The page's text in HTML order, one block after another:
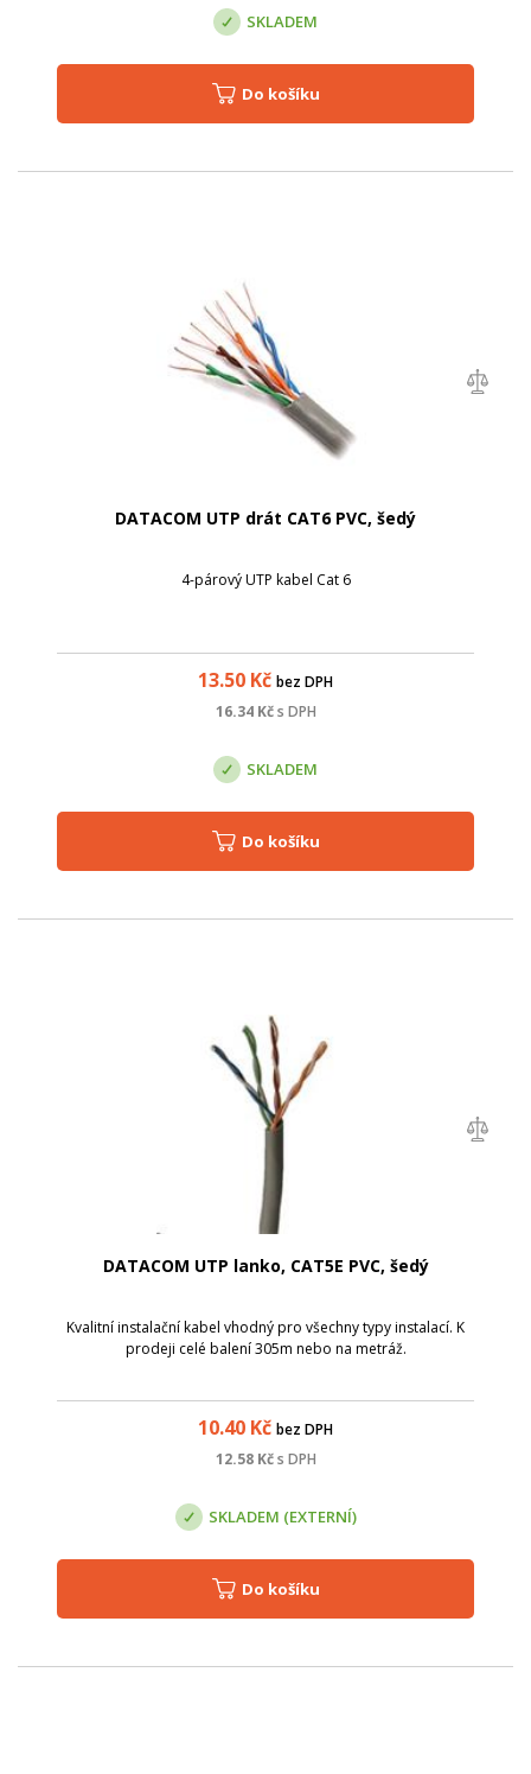
SKLADEM
Do košíku
DATACOM UTP drát CAT6 PVC, šedý
4-párový UTP kabel Cat 6
13.50 Kč bez DPH
16.34Kč s DPH
SKLADEM
Do košíku
DATACOM UTP lanko, CAT5E PVC, šedý
Kvalitní instalační kabel vhodný pro všechny typy instalací. K
prodeji celé balení 305m nebo na metráž.
10.40 Kč bez DPH
12.58Kč s DPH
SKLADEM (EXTERNÍ)
Do košíku